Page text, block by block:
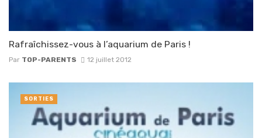
Rafraîchissez-vous à l’aquarium de Paris !
Par TOP-PARENTS 12 juillet 2012
SORTIES